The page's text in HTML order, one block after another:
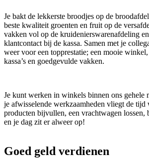
Je bakt de lekkerste broodjes op de
beste kwaliteit groenten en fruit op de
vakken vol op de kruidenierswarenafdeling
klantcontact bij de kassa. Samen met je
weer voor een topprestatie; een mooie
kassa’s en goedgevulde vakken.
Je kunt werken in winkels binnen ons gehele
je afwisselende werkzaamheden vliegt de
producten bijvullen, een vrachtwagen lossen,
en je dag zit er alweer op!
Goed geld verdienen